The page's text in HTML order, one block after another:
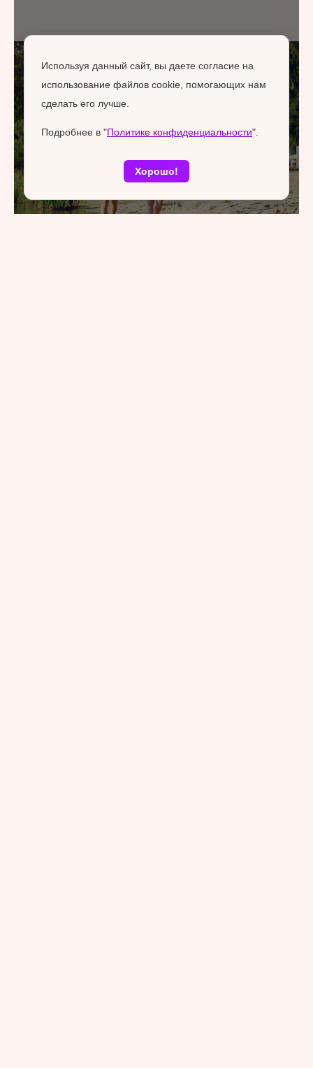
Используя данный сайт, вы даете согласие на
использование файлов cookie, помогающих нам
сделать его лучше.
Подробнее в "Политике конфиденциальности".
Хорошо!